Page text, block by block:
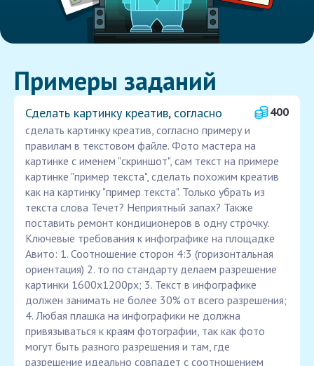
Примеры заданий
Сделать картинку креатив, согласно
400
сделать картинку креатив, согласно примеру и
правилам в текстовом файле. Фото мастера на
картинке с именем "скриншот", сам текст на примере
картинке "пример текста", сделать похожим креатив
как на картинку "пример текста". Только убрать из
текста слова Течет? Неприятный запах? Также
поставить ремонт кондиционеров в одну строчку.
Ключевые требования к инфографике на площадке
Авито: 1. Соотношение сторон 4:3 (горизонтальная
ориентация) 2. то по стандарту делаем разрешение
картинки 1600х1200px; 3. Текст в инфографике
должен занимать не более 30% от всего разрешения;
4. Любая плашка на инфографики не должна
привязываться к краям фотографии, так как фото
могут быть разного разрешения и там, где
разрешение идеально совпадет с соотношением